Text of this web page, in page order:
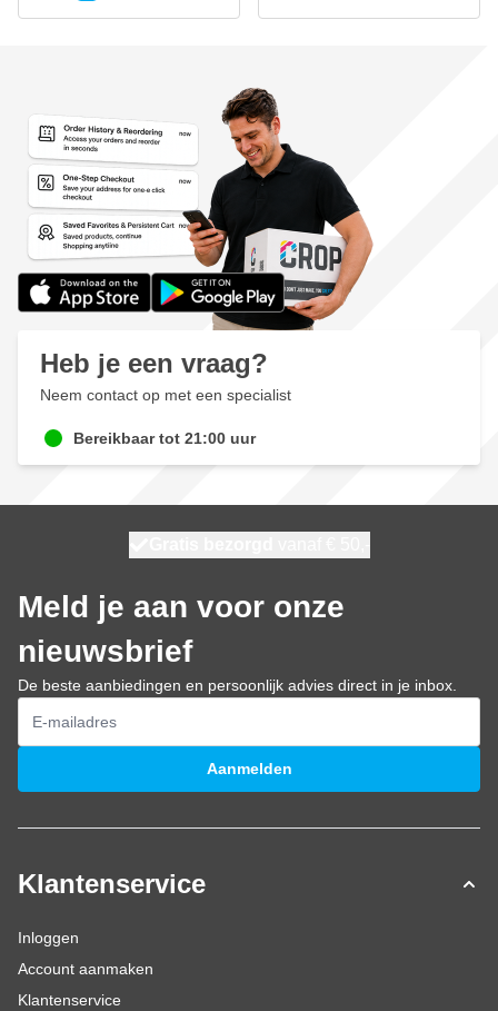
Heb je een vraag?
Neem contact op met een specialist
Bereikbaar tot 21:00 uur
Meld je aan voor onze
nieuwsbrief
De beste aanbiedingen en persoonlijk advies direct in je inbox.
E-mailadres
Aanmelden
Klantenservice
Inloggen
Account aanmaken
Klantenservice